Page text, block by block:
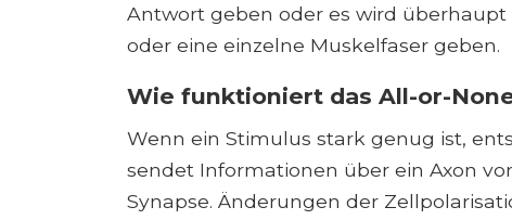
Antwort geben oder es wird
oder eine einzelne Muskelfaser geben.
Wie funktioniert das All-or-
Wenn ein Stimulus stark genug ist,
sendet Informationen über ein Axon
Synapse. Änderungen der